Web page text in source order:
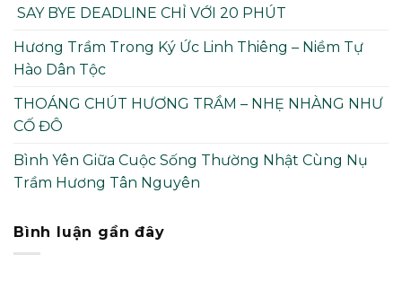
SAY BYE DEADLINE CHỈ VỚI 20 PHÚT
Hương Trầm Trong Ký Ức Linh Thiêng – Niềm Tự
Hào Dân Tộc
THOÁNG CHÚT HƯƠNG TRẦM – NHẸ NHÀNG NHƯ
CỐ ĐÔ
Bình Yên Giữa Cuộc Sống Thường Nhật Cùng Nụ
Trầm Hương Tân Nguyên
Bình luận gần đây